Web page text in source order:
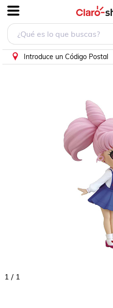
Introduce un Código Postal
1 / 1
Figura Chibiusa Pretty